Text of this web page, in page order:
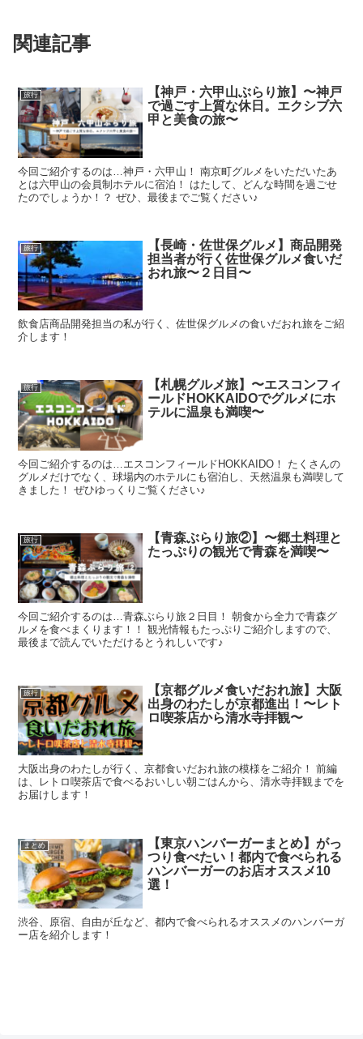
関連記事
旅行
【神戸・六甲山ぶらり旅】〜神戸
で過ごす上質な休日。エクシブ六
甲と美食の旅〜
今回ご紹介するのは…神戸・六甲山！ 南京町グルメをいただいたあ
とは六甲山の会員制ホテルに宿泊！ はたして、どんな時間を過ごせ
たのでしょうか！？ ぜひ、最後までご覧ください♪
旅行
【長崎・佐世保グルメ】商品開発
担当者が行く佐世保グルメ食いだ
おれ旅〜２日目〜
飲食店商品開発担当の私が行く、佐世保グルメの食いだおれ旅をご紹
介します！
旅行
【札幌グルメ旅】〜エスコンフィ
ールドHOKKAIDOでグルメにホ
テルに温泉も満喫〜
今回ご紹介するのは…エスコンフィールドHOKKAIDO！ たくさんの
グルメだけでなく、球場内のホテルにも宿泊し、天然温泉も満喫して
きました！ ぜひゆっくりご覧ください♪
旅行
【青森ぶらり旅②】〜郷土料理と
たっぷりの観光で青森を満喫〜
今回ご紹介するのは…青森ぶらり旅２日目！ 朝食から全力で青森グ
ルメを食べまくります！！ 観光情報もたっぷりご紹介しますので、
最後まで読んでいただけるとうれしいです♪
旅行
【京都グルメ食いだおれ旅】大阪
出身のわたしが京都進出！〜レト
ロ喫茶店から清水寺拝観〜
大阪出身のわたしが行く、京都食いだおれ旅の模様をご紹介！ 前編
は、レトロ喫茶店で食べるおいしい朝ごはんから、清水寺拝観までを
お届けします！
まとめ
【東京ハンバーガーまとめ】がっ
つり食べたい！都内で食べられる
ハンバーガーのお店オススメ10
選！
渋谷、原宿、自由が丘など、都内で食べられるオススメのハンバーガ
ー店を紹介します！